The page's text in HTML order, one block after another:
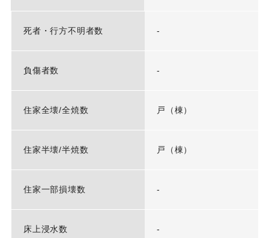
死者・行方不明者数 -
負傷者数 -
住家全壊/全焼数 戸（棟）
住家半壊/半焼数 戸（棟）
住家一部損壊数 -
床上浸水数 -